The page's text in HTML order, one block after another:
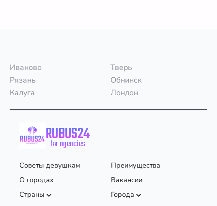
Иваново
Тверь
Рязань
Обнинск
Калуга
Лондон
RUBUS24
for agencies
Советы девушкам
Преимущества
О городах
Вакансии
Страны
Города